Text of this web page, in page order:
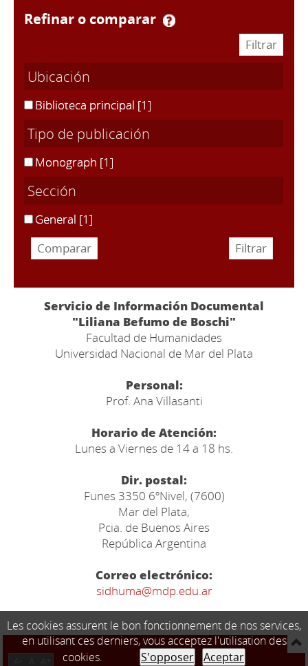
refinar o comparar
Ubicación
Biblioteca principal [1]
Tipo de publicación
Monograph [1]
Sección
General [1]
Servicio de Información Documental
"Liliana Befumo de Boschi"
Facultad de Humanidades
Universidad Nacional de Mar del Plata
Personal:
Prof. Ana Villasanti
Horario de Atención:
Lunes a Viernes de 14 a 18 hs.
Dir. postal:
Funes 3350 6ºNivel, (7600)
Mar del Plata,
Pcia. de Buenos Aires
República Argentina
Correo electrónico:
sidhuma@mdp.edu.ar
Les cookies assurent le bon fonctionnement de nos services,
en utilisant ces derniers, vous acceptez l'utilisation des
cookies.
S'opposer Aceptar